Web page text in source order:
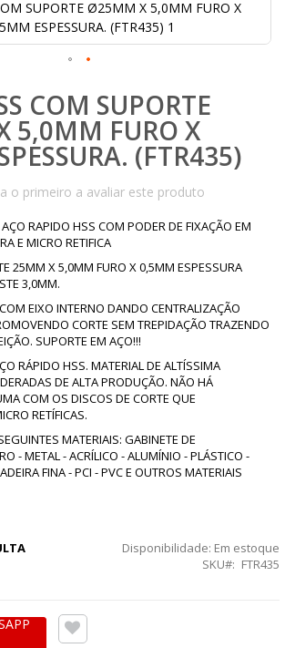
SUPORTE Ø25MM X 5,0MM FURO X
ESPESSURA. (FTR435) 1
COM SUPORTE
5,0MM FURO X
(FTR435)
o primeiro a avaliar este produto
AÇO RAPIDO HSS COM PODER DE FIXAÇÃO EM
E MICRO RETIFICA
25MM X 5,0MM FURO X 0,5MM ESPESSURA
3,0MM.
EIXO INTERNO DANDO CENTRALIZAÇÃO
CORTE SEM TREPIDAÇÃO TRAZENDO
SUPORTE EM AÇO!!!
RÁPIDO HSS. MATERIAL DE ALTÍSSIMA
DE ALTA PRODUÇÃO. NÃO HÁ
COM OS DISCOS DE CORTE QUE
RETÍFICAS.
MATERIAIS: GABINETE DE
- METAL - ACRÍLICO - ALUMÍNIO - PLÁSTICO -
FINA - PCI - PVC E OUTROS MATERIAIS
Disponibilidade: Em estoque
SKU
FTR435